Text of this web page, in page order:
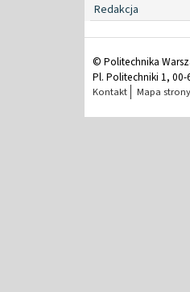
Redakcja
© Politechnika
Pl. Politechniki 1,
Kontakt Mapa strony